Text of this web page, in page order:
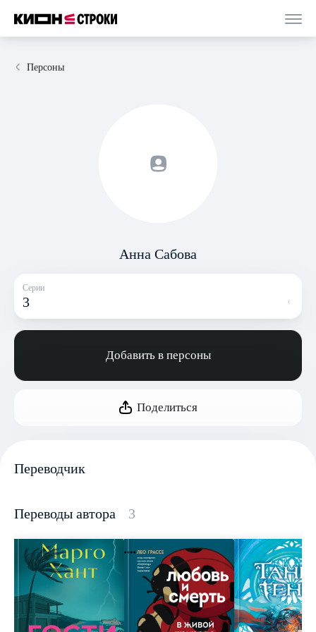
Персоны
Анна Сабова
Серии
3
Добавить в персоны
Поделиться
Переводчик
Переводы автора 3